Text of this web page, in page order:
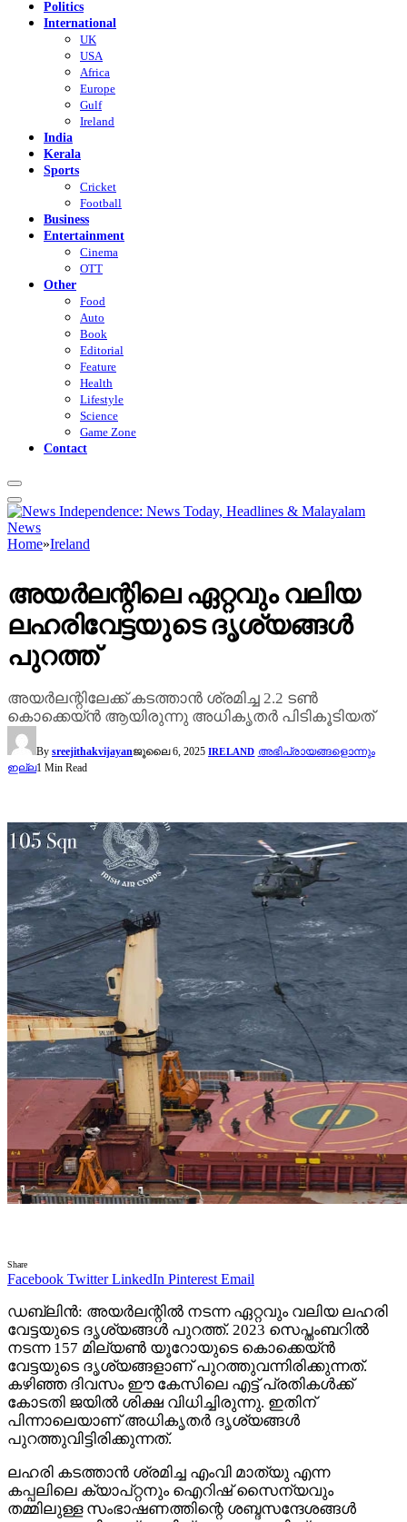
Politics
International
UK
USA
Africa
Europe
Gulf
Ireland
India
Kerala
Sports
Cricket
Football
Business
Entertainment
Cinema
OTT
Other
Food
Auto
Book
Editorial
Feature
Health
Lifestyle
Science
Game Zone
Contact
Home»Ireland
അയർലന്റിലെ ഏറ്റവും വലിയ
ലഹരിവേട്ടയുടെ ദൃശ്യങ്ങൾ
പുറത്ത്
അയർലന്റിലേക്ക് കടത്താൻ ശ്രമിച്ച 2.2 ടൺ
കൊക്കെയ്ൻ ആയിരുന്നു അധികൃതർ പിടികൂടിയത്
By sreejithakvijayanജൂലൈ 6, 2025 IRELAND അഭിപ്രായങ്ങളൊന്നും
ഇല്ല1 Min Read
Share
Facebook Twitter LinkedIn Pinterest Email
ഡബ്ലിൻ: അയർലന്റിൽ നടന്ന ഏറ്റവും വലിയ ലഹരി
വേട്ടയുടെ ദൃശ്യങ്ങൾ പുറത്ത്. 2023 സെപ്തംബറിൽ
നടന്ന 157 മില്യൺ യൂറോയുടെ കൊക്കെയ്ൻ
വേട്ടയുടെ ദൃശ്യങ്ങളാണ് പുറത്തുവന്നിരിക്കുന്നത്.
കഴിഞ്ഞ ദിവസം ഈ കേസിലെ എട്ട് പ്രതികൾക്ക്
കോടതി ജയിൽ ശിക്ഷ വിധിച്ചിരുന്നു. ഇതിന്
പിന്നാലെയാണ് അധികൃതർ ദൃശ്യങ്ങൾ
പുറത്തുവിട്ടിരിക്കുന്നത്.
ലഹരി കടത്താൻ ശ്രമിച്ച എംവി മാത്യു എന്ന
കപ്പലിലെ ക്യാപ്റ്റനും ഐറിഷ് സൈന്യവും
തമ്മിലുള്ള സംഭാഷണത്തിന്റെ ശബ്ദസന്ദേശങ്ങൾ